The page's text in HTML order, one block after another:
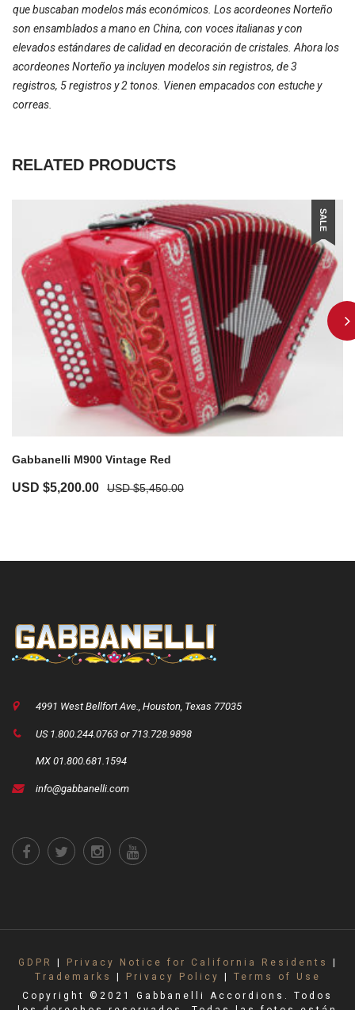
que buscaban modelos más económicos. Los acordeones Norteño
son ensamblados a mano en China, con voces italianas y con
elevados estándares de calidad en decoración de cristales. Ahora los
acordeones Norteño ya incluyen modelos sin registros, de 3
registros, 5 registros y 2 tonos. Vienen empacados con estuche y
correas.
RELATED PRODUCTS
SALE
Gabbanelli M900 Vintage Red
USD $5,450.00
USD $5,200.00
4991 West Bellfort Ave., Houston, Texas 77035
US 1.800.244.0763 or 713.728.9898
MX 01.800.681.1594
info@gabbanelli.com
GDPR Privacy Notice for California Residents
Trademarks
Privacy Policy
Terms of Use
Copyright ©2021 Gabbanelli Accordions. Todos